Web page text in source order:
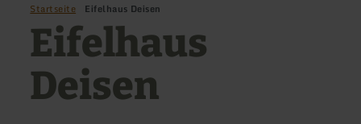
Startseite Eifelhaus Deisen
Eifelhaus
Deisen